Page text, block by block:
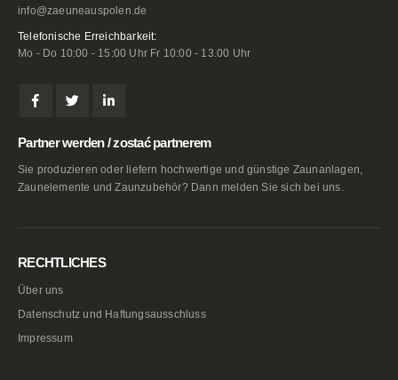
info@zaeuneauspolen.de
Telefonische Erreichbarkeit:
Mo - Do 10:00 - 15:00 Uhr Fr 10:00 - 13.00 Uhr
Partner werden / zostać partnerem
Sie produzieren oder liefern hochwertige und günstige Zaunanlagen,
Zaunelemente und Zaunzubehör? Dann melden Sie sich bei uns.
RECHTLICHES
Über uns
Datenschutz und Haftungsausschluss
Impressum